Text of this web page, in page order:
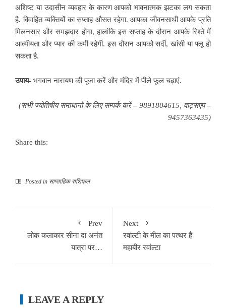
अशिष्ट या उदासीन व्यवहार के कारण आपको भावनात्मक झटका लग सकता
है. विवाहित व्यक्तियों का सप्ताह औसत रहेगा. आपका जीवनसाथी आपके प्रति
मिलनसार और समझदार होगा, हालांकि इस सप्ताह के दौरान आपके रिश्ते में
आत्मीयता और प्यार की कमी रहेगी. इस दौरान आपको सर्दी, खांसी या फ्लू हो
सकता है.
उपाय- भगवाननारायण की पूजा करें और मंदिर में पीले फूल चढ़ाएं.
(सभी ज्योतिषीय समाधानों के लिए सम्पर्क करें – 9891804615, वाट्सएप –
9457363435)
Share this:
Posted in साप्ताहिक राशिफल
Prev
लोक कलाकार सीना दा अनंत
यात्रा पर…
Next
रवांल्टी के मील का पत्थर हैं
महाबीर रवांल्टा
LEAVE A REPLY